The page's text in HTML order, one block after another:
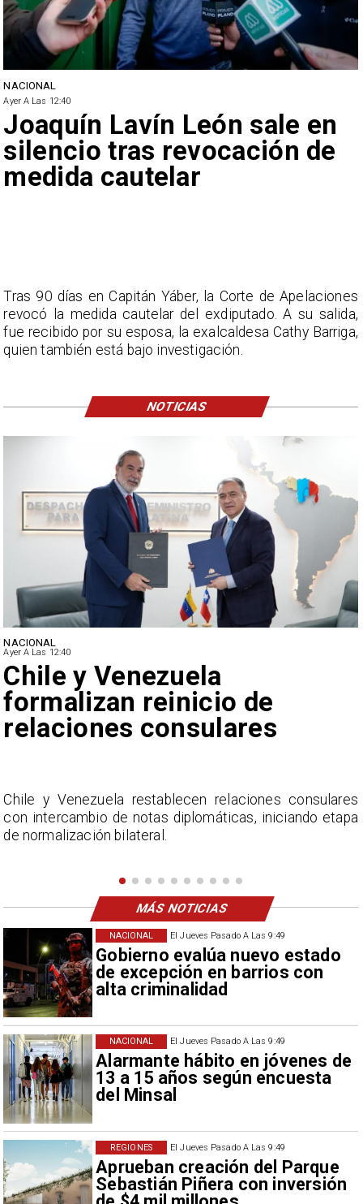
El Jueves Pasado A Las 9:49
Gobierno evalúa nuevo estado
de excepción en barrios con
alta criminalidad
NACIONAL
El Jueves Pasado A Las 9:49
Alarmante hábito en jóvenes de
13 a 15 años según encuesta
del Minsal
NACIONAL
El Jueves Pasado A Las 9:49
Aprueban creación del Parque
Sebastián Piñera con inversión
REGIONES
NACIONAL
Ayer A Las 12:40
Feriantes rechazan dichos
de Camila Flores sobre
Fabiola Campillai
La Confederación Nacional de Ferias Libres
considera inaceptable que se refieran a
Campillai como 'señora de feria', expresión
NACIONAL
Ayer A Las 12:40
Joaquín Lavín León sale en
silencio tras revocación de
medida cautelar
Tras 90 días en Capitán Yáber, la Corte de Apelaciones
revocó la medida cautelar del exdiputado. A su salida,
fue recibido por su esposa, la exalcaldesa Cathy Barriga,
quien también está bajo investigación.
NOTICIAS
MÁS NOTICIAS